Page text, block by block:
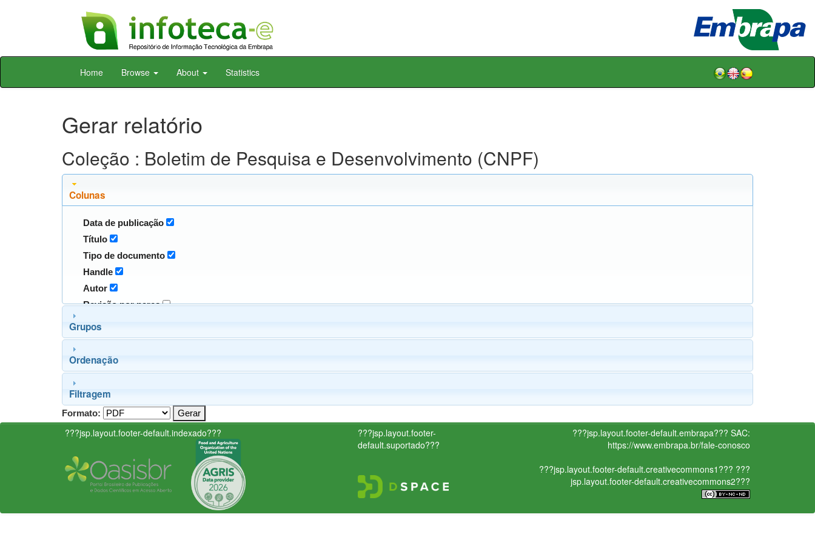
Skip
Home Browse About Statistics
Gerar relatório
Coleção : Boletim de Pesquisa e Desenvolvimento (CNPF)
Colunas
Data de publicação
Título
Tipo de documento
Handle
Autor
Revisão por pares
Grupos
Ordenação
Filtragem
Formato:
???jsp.layout.footer-default.indexado???
???jsp.layout.footer-
default.suportado???
???jsp.layout.footer-default.embrapa??? SAC:
https://www.embrapa.br/fale-conosco
???jsp.layout.footer-default.creativecommons1??? ???
jsp.layout.footer-default.creativecommons2???